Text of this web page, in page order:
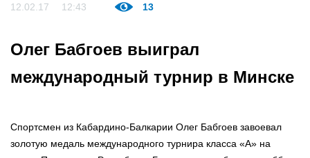
12.02.17 12:43 13
Олег Бабгоев выиграл
международный турнир в Минске
Спортсмен из Кабардино-Балкарии Олег Бабгоев завоевал
золотую медаль международного турнира класса «А» на